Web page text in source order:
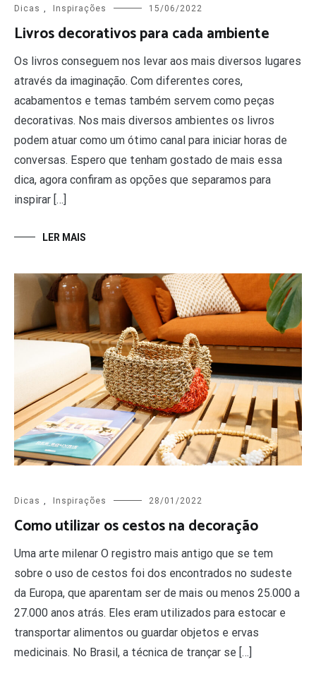
Dicas , Inspirações 15/06/2022
Livros decorativos para cada ambiente
Os livros conseguem nos levar aos mais diversos lugares
através da imaginação. Com diferentes cores,
acabamentos e temas também servem como peças
decorativas. Nos mais diversos ambientes os livros
podem atuar como um ótimo canal para iniciar horas de
conversas. Espero que tenham gostado de mais essa
dica, agora confiram as opções que separamos para
inspirar […]
LER MAIS
Dicas Inspirações 28/01/2022
Como utilizar os cestos na decoração
Uma arte milenar O registro mais antigo que se tem
sobre o uso de cestos foi dos encontrados no sudeste
da Europa, que aparentam ser de mais ou menos 25.000 a
27.000 anos atrás. Eles eram utilizados para estocar e
transportar alimentos ou guardar objetos e ervas
medicinais. No Brasil, a técnica de trançar se […]